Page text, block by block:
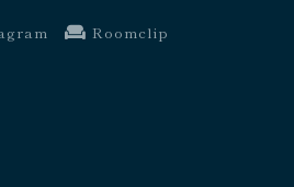
Roomclip